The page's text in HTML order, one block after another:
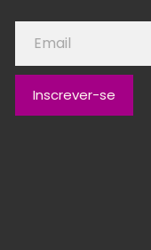
Inscrever-se